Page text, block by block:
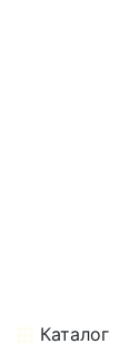
Каталог